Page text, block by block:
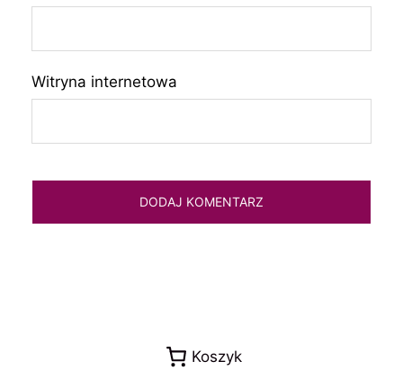
Witryna internetowa
Koszyk